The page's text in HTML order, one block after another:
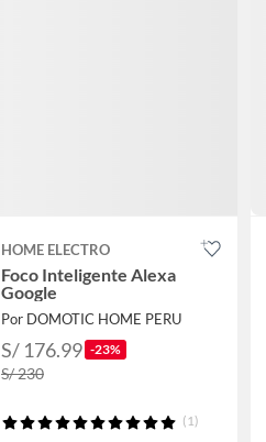
HOME ELECTRO
Foco Inteligente Alexa
Google
Por DOMOTIC HOME PERU
S/ 176.99 -23%
S/ 230
(1)